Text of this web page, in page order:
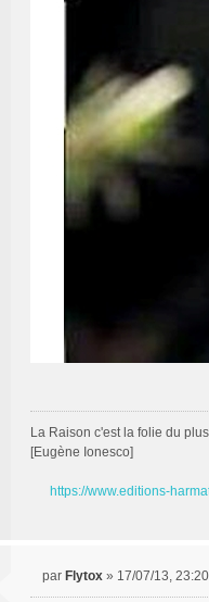
La Raison c'est la folie du
[Eugène Ionesco]
https://www.editions-
par Flytox » 17/07/13, 23:20